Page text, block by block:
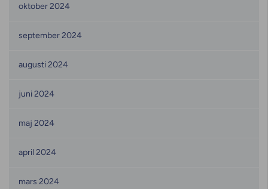
oktober 2024
september 2024
augusti 2024
juni 2024
maj 2024
april 2024
mars 2024